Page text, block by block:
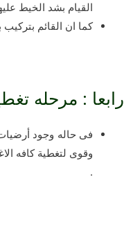
القيام بشد الخيط
كما ان القائم
رابعا : مرحله
فى حاله وجود أرضيات
.